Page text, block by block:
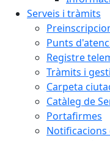
Serveis i tràmits
Punts
Registre
Tràmits i
Carpeta
Catàleg de
Portafirmes